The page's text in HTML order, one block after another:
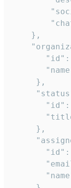
    },
"id":
     },
"id":
     },
"id":